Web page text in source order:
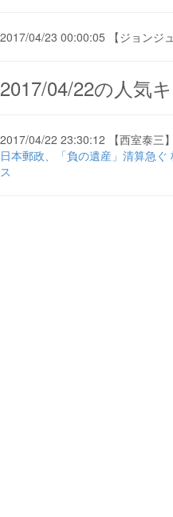
2017/04/23 00:00:05 【ジョンジ
2017/04/22の人気
2017/04/22 23:30:12 【西室泰三】
日本郵政、「負の遺産」清算急
ス